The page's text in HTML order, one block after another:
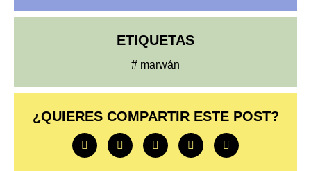
ETIQUETAS
# marwán
¿QUIERES COMPARTIR ESTE POST?